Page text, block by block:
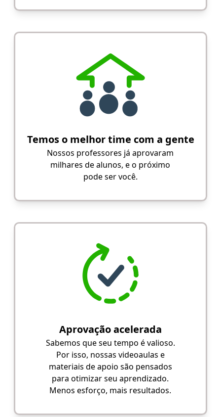
Temos o melhor time com a gente
Nossos professores já aprovaram
milhares de alunos, e o próximo
pode ser você.
Aprovação acelerada
Sabemos que seu tempo é valioso.
Por isso, nossas videoaulas e
materiais de apoio são pensados
para otimizar seu aprendizado.
Menos esforço, mais resultados.